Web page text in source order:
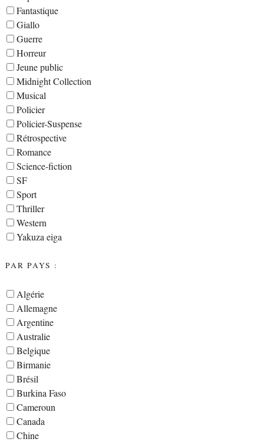
Fantastique
Giallo
Guerre
Horreur
Jeune public
Midnight Collection
Musical
Policier
Policier-Suspense
Rétrospective
Romance
Science-fiction
SF
Sport
Thriller
Western
Yakuza eiga
PAR PAYS :
Algérie
Allemagne
Argentine
Australie
Belgique
Birmanie
Brésil
Burkina Faso
Cameroun
Canada
Chine